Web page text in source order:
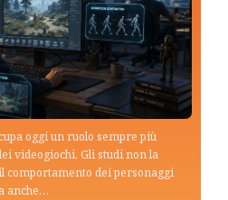
oggi un ruolo sempre più
videogiochi. Gli studi non la
comportamento dei personaggi
anche…